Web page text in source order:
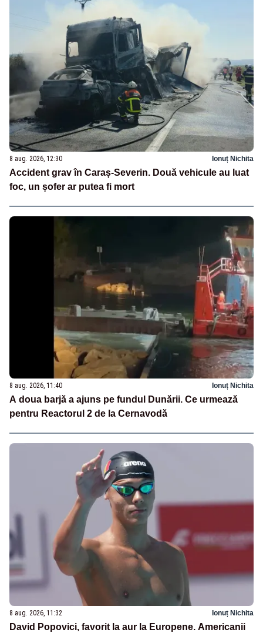
8 aug. 2026, 12:30 Ionuț Nichita
Accident grav în Caraș-Severin. Două vehicule au luat
foc, un șofer ar putea fi mort
8 aug. 2026, 11:40 Ionuț Nichita
A doua barjă a ajuns pe fundul Dunării. Ce urmează
pentru Reactorul 2 de la Cernavodă
8 aug. 2026, 11:32 Ionuț Nichita
David Popovici, favorit la aur la Europene. Americanii